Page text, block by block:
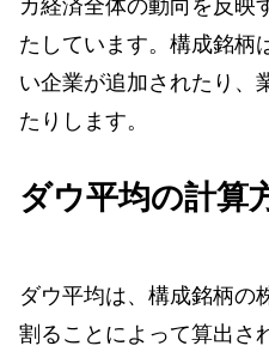
カ経済全体の動向を反映
たしています。構成銘柄
い企業が追加されたり、
たりします。
ダウ平均の計算
ダウ平均は、構成銘柄の
割ることによって算出さ